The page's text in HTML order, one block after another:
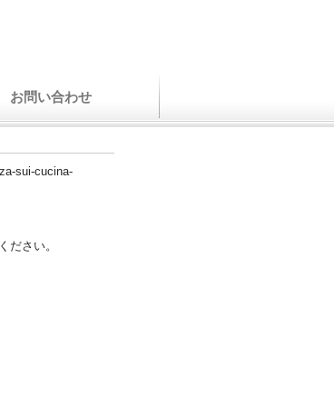
お問い合わせ
sui-cucina-
ださい。